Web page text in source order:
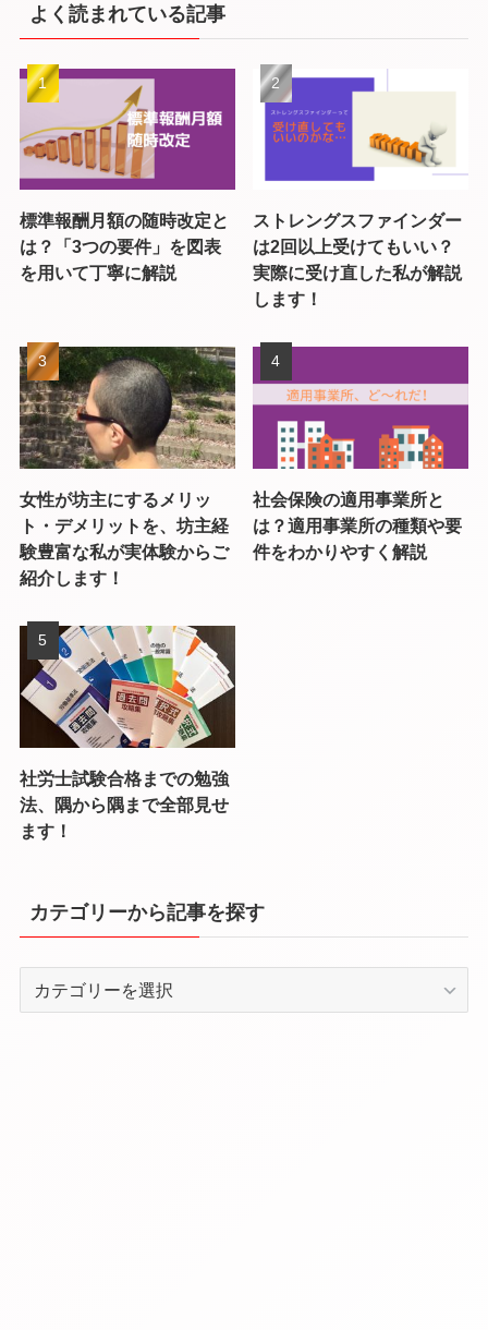
よく読まれている記事
標準報酬月額の随時改定と
は？「3つの要件」を図表
を用いて丁寧に解説
ストレングスファインダー
は2回以上受けてもいい？
実際に受け直した私が解説
します！
女性が坊主にするメリッ
ト・デメリットを、坊主経
験豊富な私が実体験からご
紹介します！
社会保険の適用事業所と
は？適用事業所の種類や要
件をわかりやすく解説
社労士試験合格までの勉強
法、隅から隅まで全部見せ
ます！
カテゴリーから記事を探す